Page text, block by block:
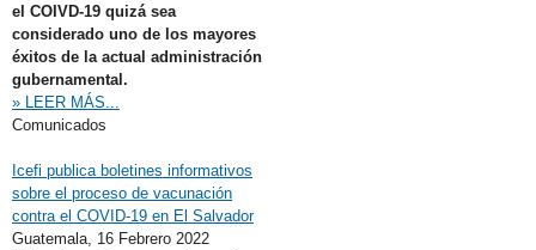
el COIVD-19 quizá sea
considerado uno de los mayores
éxitos de la actual administración
gubernamental.
» LEER MÁS...
Comunicados
Icefi publica boletines informativos
sobre el proceso de vacunación
contra el COVID-19 en El Salvador
Guatemala, 16 Febrero 2022